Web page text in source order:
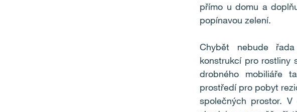
přímo u domu a
popínavou zelení.
Chybět nebude
konstrukcí pro rostliny
drobného mobiliáře
prostředí pro pobyt
společných prostor.